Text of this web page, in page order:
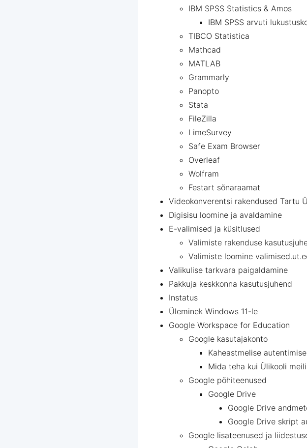
IBM SPSS Statistics & Amos
IBM SPSS arvuti
TIBCO Statistica
Mathcad
MATLAB
Grammarly
Panopto
Stata
FileZilla
LimeSurvey
Safe Exam Browser
Overleaf
Wolfram
Festart sõnaraamat
Videokonverentsi rakendused Tartu
Digisisu loomine ja avaldamine
E-valimised ja küsitlused
Valimiste rakenduse
Valimiste loomine
Valikulise tarkvara paigaldamine
Pakkuja keskkonna kasutusjuhend
Instatus
Üleminek Windows 11-le
Google Workspace for Education
Google kasutajakonto
Kaheastmelise
Mida teha kui Ülikooli
Google põhiteenused
Google Drive
Google Drive
Google Drive skript
Google lisateenused ja